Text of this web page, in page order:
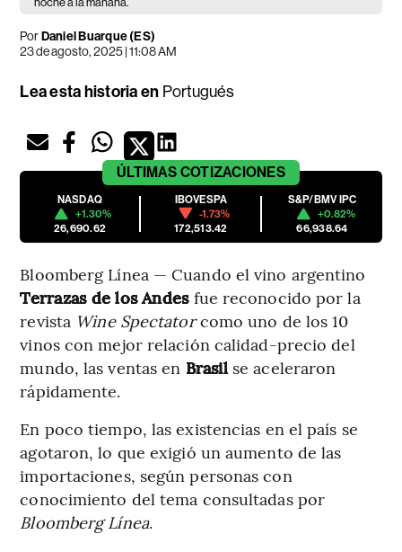
PorDaniel Buarque (ES)
23 de agosto, 2025 | 11:08 AM
Lea esta historia en Portugués
ÚLTIMAS COTIZACIONES
NASDAQ
+1.30%
26,690.62
IBOVESPA
-1.73%
172,513.42
S&P/BMV IPC
+0.82%
66,938.64
Bloomberg Línea — Cuando el vino argentino
Terrazas de los Andesfue reconocido por la
revista Wine Spectatorcomo uno de los 10
vinos con mejor relación calidad-precio del
mundo, las ventas en Brasilse aceleraron
rápidamente.
En poco tiempo, las existencias en el país se
agotaron, lo que exigió un aumento de las
importaciones, según personas con
conocimiento del tema consultadas por
Bloomberg Línea.